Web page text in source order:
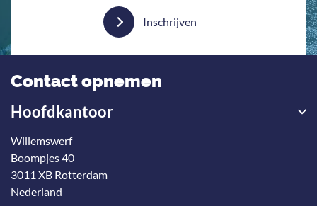
Inschrijven
Contact opnemen
Hoofdkantoor
Willemswerf
Boompjes 40
3011 XB Rotterdam
Nederland